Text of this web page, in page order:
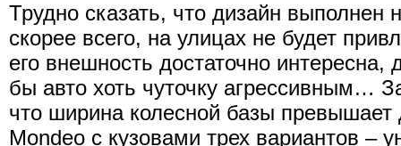
Трудно сказать, что дизайн выполнен
скорее всего, на улицах не будет
его внешность достаточно
бы авто хоть чуточку агрессивным…
что ширина колесной базы
Mondeo с кузовами трех вариантов –